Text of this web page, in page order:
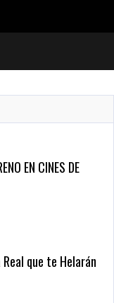
que te Helarán
ya está disponible